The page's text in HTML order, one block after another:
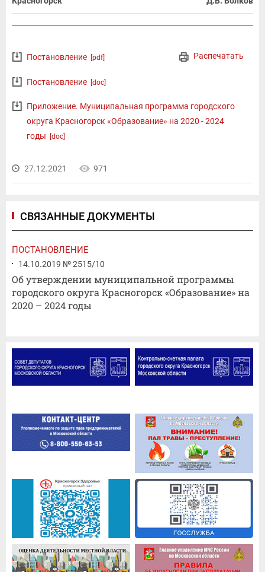
Распечатать
Постановление [pdf]
Постановление [doc]
Приложение. Муниципальная программа городского
округа Красногорск «Образование» на 2020 - 2024
годы
[doc]
27.12.2021 971
СВЯЗАННЫЕ ДОКУМЕНТЫ
ПОСТАНОВЛЕНИЕ
14.10.2019 № 2515/10
Об утверждении муниципальной программы
городского округа Красногорск «Образование» на
2020 – 2024 годы